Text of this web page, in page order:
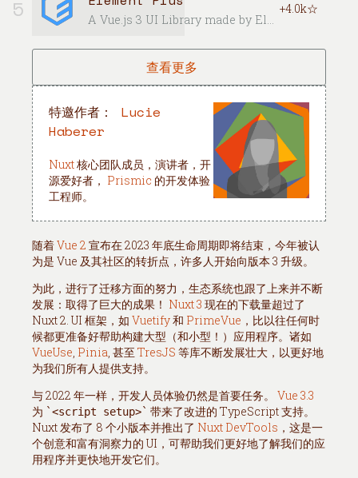
5 A Vue.js 3 UI Library made by Element team
+4.0k☆
查看更多
特邀作者： Lucie
Haberer
Nuxt核心团队成员，演讲者，开
源爱好者， Prismic 的开发体验
工程师。
随着Vue 2 宣布在 2023 年底生命周期即将结束，今年被认
为是 Vue 及其社区的转折点，许多人开始向版本 3 升级。
为此，进行了迁移方面的努力，生态系统也跟了上来并不断
发展：取得了巨大的成果！ Nuxt 3 现在的下载量超过了
Nuxt 2. UI 框架，如 Vuetify和 PrimeVue ，比以往任何时
候都更准备好帮助构建大型（和小型！）应用程序。诸如
VueUse, Pinia, 甚至 TresJS 等库不断发展壮大，以更好地
为我们所有人提供支持。
与 2022 年一样，开发人员体验仍然是首要任务。 Vue 3.3
为
<script setup>
带来了改进的 TypeScript 支持。
Nuxt 发布了 8 个小版本并推出了 Nuxt DevTools ，这是一
个创意和富有洞察力的 UI，可帮助我们更好地了解我们的应
用程序并更快地开发它们。